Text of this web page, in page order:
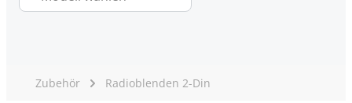
Zubehör Radioblenden 2-Din